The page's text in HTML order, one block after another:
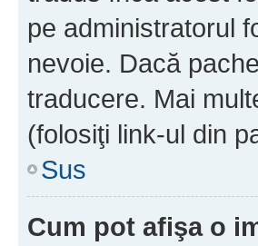
pe administratorul
nevoie. Dacă
traducere. Mai
(folosiţi link-ul din
Sus
Cum pot afişa o